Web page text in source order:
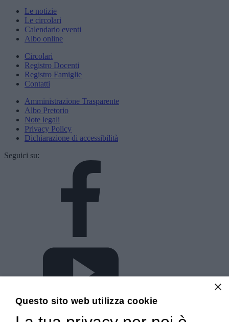
Le notizie
Le circolari
Calendario eventi
Albo online
Circolari
Registro Docenti
Registro Famiglie
Contatti
Amministrazione Trasparente
Albo Pretorio
Note legali
Privacy Policy
Dichiarazione di accessibilità
Seguici su:
×
Questo sito web utilizza cookie